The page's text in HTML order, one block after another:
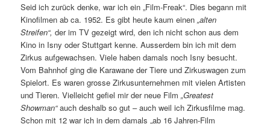
Seid ich zurück denke, war ich ein „Film-Freak“. Dies begann mit
Kinofilmen ab ca. 1952. Es gibt heute kaum einen„alten
Streifen“, der im TV gezeigt wird, den ich nicht schon aus dem
Kino in Isny oder Stuttgart kenne. Ausserdem bin ich mit dem
Zirkus aufgewachsen. Viele haben damals noch Isny besucht.
Vom Bahnhof ging die Karawane der Tiere und Zirkuswagen zum
Spielort. Es waren grosse Zirkusunternehmen mit vielen Artisten
und Tieren. Vielleicht gefiel mir der neue Film„Greatest
Showman“auch deshalb so gut – auch weil ich Zirkusfilme mag.
Schon mit 12 war ich in dem damals „ab 16 Jahren-Film